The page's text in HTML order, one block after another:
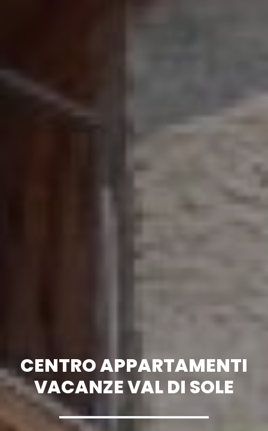
CENTRO APPARTAMENTI
VACANZE VAL DI SOLE